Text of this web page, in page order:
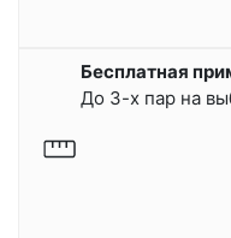
Бесплатная
До 3-х пар на